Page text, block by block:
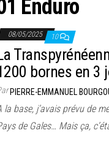
Enduro
08/05/2025 10
bornes en 3
PIERRE-EMMANUEL
la base, j’avais prévu de
de Gales… Mais ça,